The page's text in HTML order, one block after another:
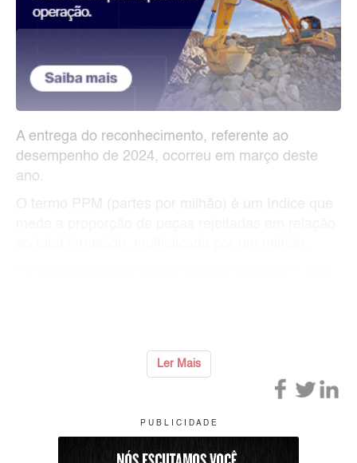
A entrega do reconhecimento, referente ao
desempenho de 2024, ocorreu em março deste
ano.
Ler Mais
P U B L I C I D A D E